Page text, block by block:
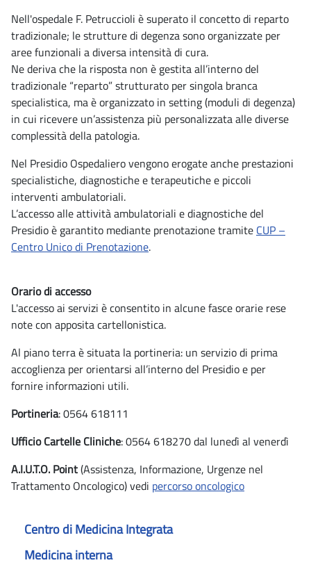
Centro di Medicina Integrata
Medicina interna
Nell'ospedale F. Petruccioli è superato il concetto di reparto
tradizionale; le strutture di degenza sono organizzate per
aree funzionali a diversa intensità di cura.
Ne deriva che la risposta non è gestita all’interno del
tradizionale “reparto” strutturato per singola branca
specialistica, ma è organizzato in setting (moduli di degenza)
in cui ricevere un’assistenza più personalizzata alle diverse
complessità della patologia.
Nel Presidio Ospedaliero vengono erogate anche prestazioni
specialistiche, diagnostiche e terapeutiche e piccoli
interventi ambulatoriali.
L’accesso alle attività ambulatoriali e diagnostiche del
Presidio è garantito mediante prenotazione tramite CUP –
Centro Unico di Prenotazione.
Orario di accesso
L'accesso ai servizi è consentito in alcune fasce orarie rese
note con apposita cartellonistica.
Al piano terra è situata la portineria: un servizio di prima
accoglienza per orientarsi all’interno del Presidio e per
fornire informazioni utili.
Portineria: 0564 618111
Ufficio Cartelle Cliniche: 0564 618270 dal lunedì al venerdì
A.I.U.T.O. Point(Assistenza, Informazione, Urgenze nel
Trattamento Oncologico) vedi percorso oncologico